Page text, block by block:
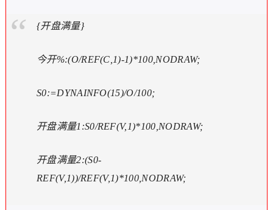
{开盘满量}
今开%:(O/REF(C,1)-1)*100,NODRAW;
S0:=DYNAINFO(15)/O/100;
开盘满量1:S0/REF(V,1)*100,NODRAW;
开盘满量2:(S0-
REF(V,1))/REF(V,1)*100,NODRAW;